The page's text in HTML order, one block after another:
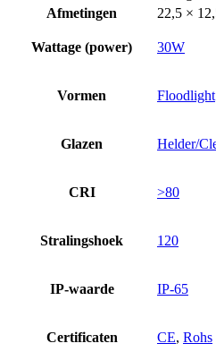
Afmetingen
22,5 ×
Wattage (power) 30W
Vormen Floodlight
Glazen Helder/
CRI >80
Stralingshoek 120
IP-waarde IP-65
Certificaten CE, Rohs